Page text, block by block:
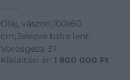
Olaj, vászon;100x60
cm;Jelezve balra lent:
Vörösgéza 37.
Kikiáltási ár: 1 800 000 Ft